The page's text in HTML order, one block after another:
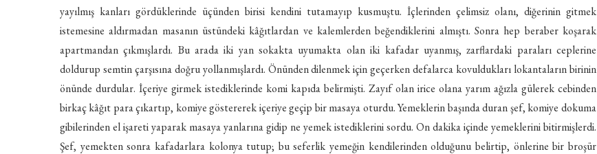
yayılmış kanları gördüklerinde üçünden birisi kendini tutamayıp kusmuştu. İçlerinden çelimsiz olanı, diğerinin gitmek
istemesine aldırmadan masanın üstündeki kâğıtlardan ve kalemlerden beğendiklerini almıştı. Sonra hep beraber koşarak
apartmandan çıkmışlardı. Bu arada iki yan sokakta uyumakta olan iki kafadar uyanmış, zarflardaki paraları ceplerine
doldurup semtin çarşısına doğru yollanmışlardı. Önünden dilenmek için geçerken defalarca kovuldukları lokantaların birinin
önünde durdular. İçeriye girmek istediklerinde komi kapıda belirmişti. Zayıf olan irice olana yarım ağızla gülerek cebinden
birkaç kâğıt para çıkartıp, komiye göstererek içeriye geçip bir masaya oturdu. Yemeklerin başında duran şef, komiye dokuma
gibilerinden el işareti yaparak masaya yanlarına gidip ne yemek istediklerini sordu. On dakika içinde yemeklerini bitirmişlerdi.
Şef, yemekten sonra kafadarlara kolonya tutup; bu seferlik yemeğin kendilerinden olduğunu belirtip, önlerine bir broşür